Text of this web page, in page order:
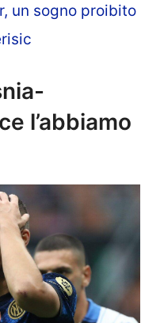
un sogno proibito
l’abbiamo